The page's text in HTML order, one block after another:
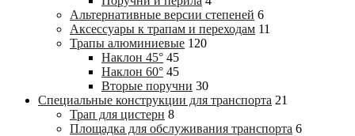
Альтернативные версии степеней 6
Аксессуары к трапам и переходам 11
Трапы алюминиевые 120
Наклон 45° 45
Наклон 60° 45
Вторые поручни 30
Специальные конструкции для транспорта 21
Трап для цистерн 8
Площадка для обслуживания транспорта 6